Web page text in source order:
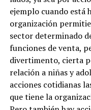
ejemplo cuando está
organización
sector determinado
funciones de venta,
divertimento, cierta
relación a niñas y
acciones cotidianas
que tiene la